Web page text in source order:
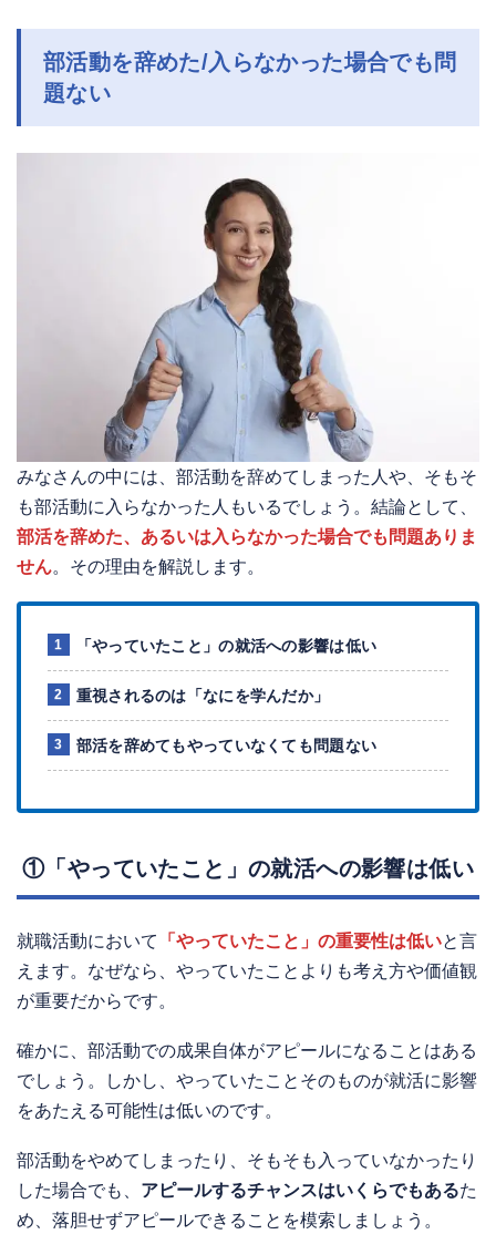
部活動を辞めた/入らなかった場合でも問
題ない
みなさんの中には、部活動を辞めてしまった人や、そもそ
も部活動に入らなかった人もいるでしょう。結論として、
部活を辞めた、あるいは入らなかった場合でも問題ありま
せん。その理由を解説します。
「やっていたこと」の就活への影響は低い
重視されるのは「なにを学んだか」
部活を辞めてもやっていなくても問題ない
①「やっていたこと」の就活への影響は低い
就職活動において 「やっていたこと」の重要性は低いと言
えます。なぜなら、やっていたことよりも考え方や価値観
が重要だからです。
確かに、部活動での成果自体がアピールになることはある
でしょう。しかし、やっていたことそのものが就活に影響
をあたえる可能性は低いのです。
部活動をやめてしまったり、そもそも入っていなかったり
した場合でも、 アピールするチャンスはいくらでもあるた
め、落胆せずアピールできることを模索しましょう。